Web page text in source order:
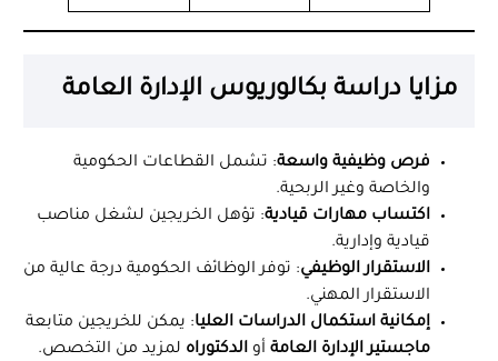
مزايا دراسة بكالوريوس الإدارة العامة
فرص وظيفية واسعة: تشمل القطاعات الحكومية
والخاصة وغير الربحية.
اكتساب مهارات قيادية: تؤهل الخريجين لشغل مناصب
قيادية وإدارية.
الاستقرار الوظيفي: توفر الوظائف الحكومية درجة عالية من
الاستقرار المهني.
إمكانية استكمال الدراسات العليا: يمكن للخريجين متابعة
ماجستير الإدارة العامة أو الدكتوراه لمزيد من التخصص.